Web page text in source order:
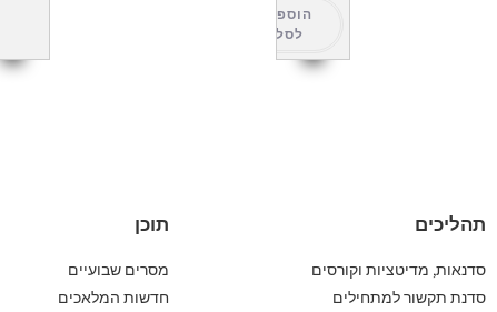
הוספה
לסל
תהליכים
סדנאות, מדיטציות וקורסים
סדנת תקשור למתחילים
תוכן
מסרים שבועיים
חדשות המלאכים